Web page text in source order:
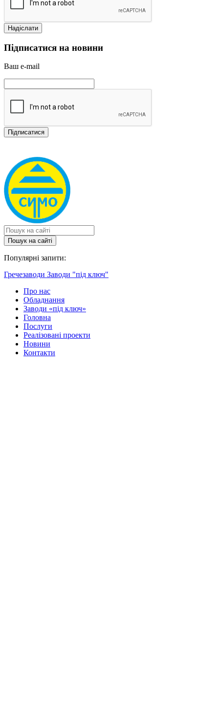
Підписатися на новини
Ваш e-mail
Пошук на сайтi
Популярні запити:
Гречезаводи Заводи "під ключ"
Про нас
Обладнання
Заводи «під ключ»
Головна
Послуги
Реалізовані проекти
Новини
Контакти